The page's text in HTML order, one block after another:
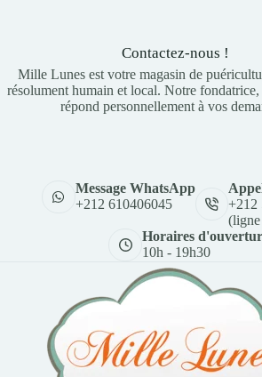
Contactez-nous !
Mille Lunes est votre magasin de
résolument humain et local. Notre
répond personnellement à vos
Message WhatsApp
+212 610406045
+212
Horaires
10h - 19h30